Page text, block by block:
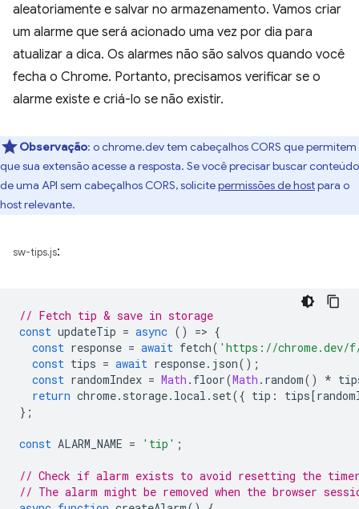
aleatoriamente e salvar no armazenamento. Vamos criar
um alarme que será acionado uma vez por dia para
atualizar a dica. Os alarmes não são salvos quando você
fecha o Chrome. Portanto, precisamos verificar se o
alarme existe e criá-lo se não existir.
Observação: o chrome.dev tem cabeçalhos CORS que permitem
que sua extensão acesse a resposta. Se você precisar buscar conteúdo
de uma API sem cabeçalhos CORS, solicitepermissões de hostpara o
host relevante.
sw-tips.js:
// Fetch tip & save in storage
const updateTip = async () => {
const response = await fetch( 'https://chrome.dev/
const tips = await response. json();
const randomIndex = Math . floor(Math . random() *
return chrome. storage. local . set({ tip : tips[
};
const ALARM_NAME = 'tip' ;
// Check if alarm exists to avoid resetting the
// The alarm might be removed when the browser